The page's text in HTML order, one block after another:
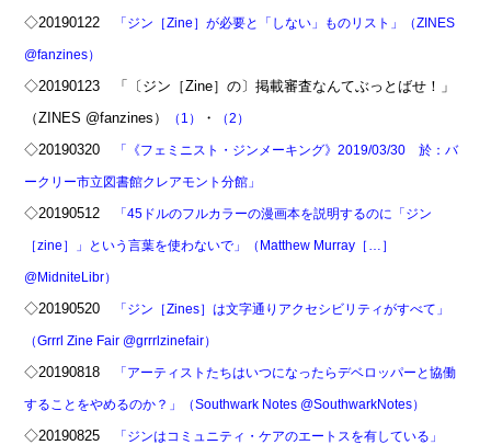
◇20190122 「ジン［Zine］が必要と「しない」ものリスト」（ZINES
@fanzines）
◇20190123 「〔ジン［Zine］の〕掲載審査なんてぶっとばせ！」
（ZINES @fanzines）
（1） ・ （2）
◇20190320 「《フェミニスト・ジンメーキング》2019/03/30 於：バ
ークリー市立図書館クレアモント分館」
◇20190512 「45ドルのフルカラーの漫画本を説明するのに「ジン
［zine］」という言葉を使わないで」（Matthew Murray［…］
@MidniteLibr）
◇20190520 「ジン［Zines］は文字通りアクセシビリティがすべて」
（Grrrl Zine Fair @grrrlzinefair）
◇20190818 「アーティストたちはいつになったらデベロッパーと協働
することをやめるのか？」（Southwark Notes @SouthwarkNotes）
◇20190825 「ジンはコミュニティ・ケアのエートスを有している」